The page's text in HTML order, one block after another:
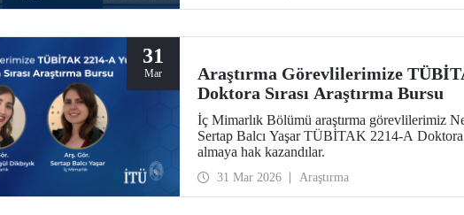
31
Mar
Araştırma Görevlilerimize
Doktora Sırası Araştırma Bursu
İç Mimarlık Bölümü araştırma görevlilerimiz
Sertap Balcı Yaşar TÜBİTAK 2214-A Doktora
almaya hak kazandılar.
31 Mar 2026 Araştırma